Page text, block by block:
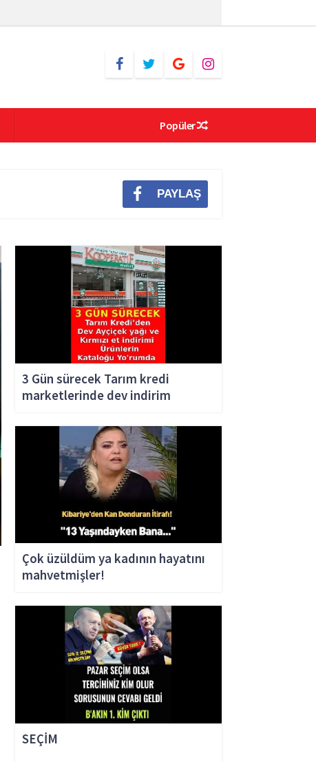
Popüler
PAYLAŞ
3 Gün sürecek Tarım kredi
marketlerinde dev indirim
Çok üzüldüm ya kadının hayatını
mahvetmişler!
SEÇİM